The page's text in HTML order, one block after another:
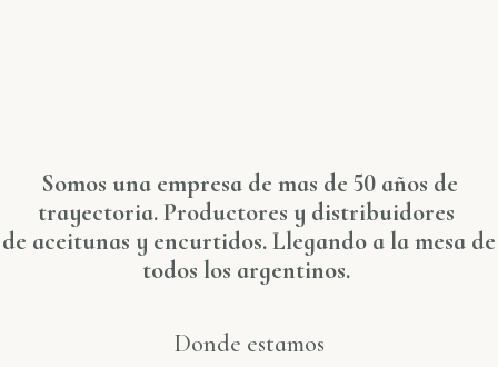
Somos una empresa de mas de 50 años de
trayectoria. Productores y distribuidores
de aceitunas y encurtidos. Llegando a la mesa de
todos los argentinos.
Donde estamos